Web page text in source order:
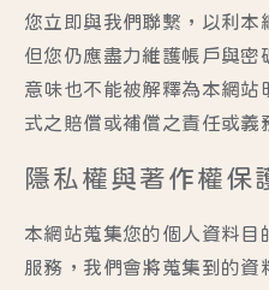
您立即與我們聯繫，以利本
但您仍應盡力維護帳戶與密
意味也不能被解釋為本網站
式之賠償或補償之責任或義
隱私權與著作權保
本網站蒐集您的個人資料目
服務，我們會將蒐集到的資